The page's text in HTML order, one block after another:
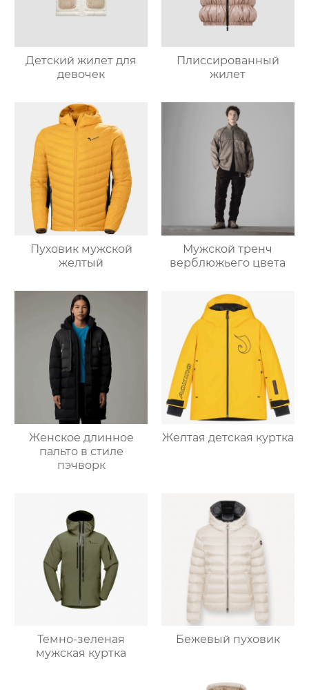
Детский жилет для
девочек
Плиссированный
жилет
Пуховик мужской
желтый
Мужской тренч
верблюжьего цвета
Женское длинное
пальто в стиле
пэчворк
Желтая детская куртка
Темно-зеленая
мужская куртка
Бежевый пуховик